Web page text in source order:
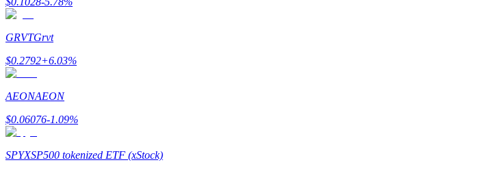
Krediler
Kripto destekli borçlanma hizmeti
GRVTGrvt
$0.2792+6.03%
AEONAEON
$0.06076-1.09%
SPYXSP500 tokenized ETF (xStock)